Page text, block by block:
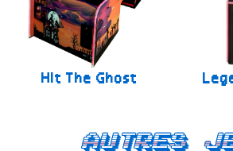
Hit The Ghost
Autres